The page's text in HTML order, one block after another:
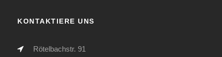
KONTAKTIERE UNS
Rötelbachstr. 91